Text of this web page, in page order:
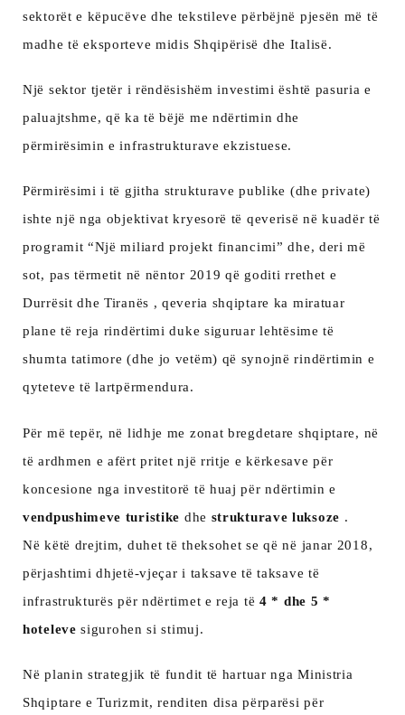
sektorët e këpucëve dhe tekstileve përbëjnë pjesën më të
madhe të eksporteve midis Shqipërisë dhe Italisë.
Një sektor tjetër i rëndësishëm investimi është pasuria e
paluajtshme, që ka të bëjë me ndërtimin dhe
përmirësimin e infrastrukturave ekzistuese.
Përmirësimi i të gjitha strukturave publike (dhe private)
ishte një nga objektivat kryesorë të qeverisë në kuadër të
programit “Një miliard projekt financimi” dhe, deri më
sot, pas tërmetit në nëntor 2019 që goditi rrethet e
Durrësit dhe Tiranës , qeveria shqiptare ka miratuar
plane të reja rindërtimi duke siguruar lehtësime të
shumta tatimore (dhe jo vetëm) që synojnë rindërtimin e
qyteteve të lartpërmendura.
Për më tepër, në lidhje me zonat bregdetare shqiptare, në
të ardhmen e afërt pritet një rritje e kërkesave për
koncesione nga investitorë të huaj për ndërtimin e
vendpushimeve turistike dhe strukturave luksoze .
Në këtë drejtim, duhet të theksohet se që në janar 2018,
përjashtimi dhjetë-vjeçar i taksave të taksave të
infrastrukturës për ndërtimet e reja të 4 * dhe 5 *
hotelevesigurohen si stimuj.
Në planin strategjik të fundit të hartuar nga Ministria
Shqiptare e Turizmit, renditen disa përparësi për